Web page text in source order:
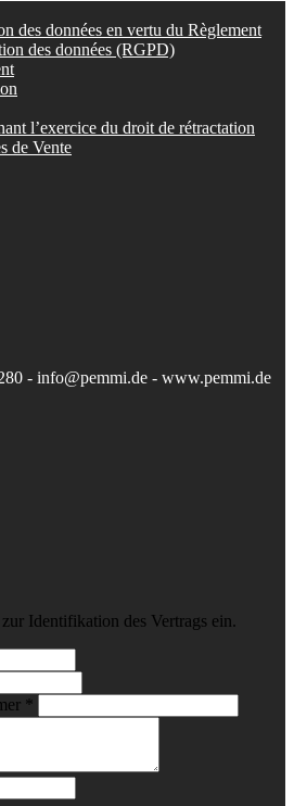
des données en vertu du Règlement
des données (RGPD)
l’exercice du droit de rétractation
de Vente
- info@pemmi.de - www.pemmi.de
Identifikation des Vertrags ein.
*